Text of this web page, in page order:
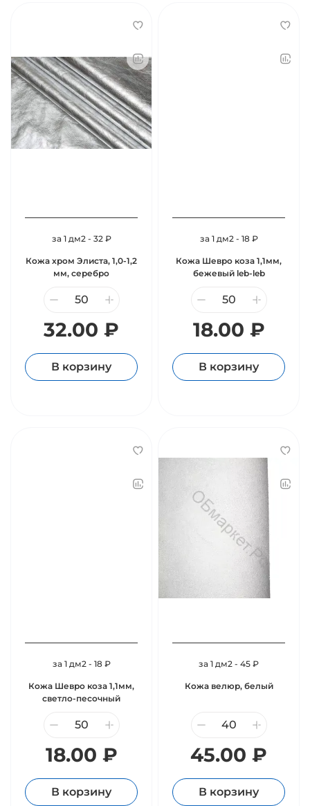
за 1 дм2 - 32 ₽
Кожа хром Элиста, 1,0-1,2
мм, серебро
32.00 ₽
В корзину
за 1 дм2 - 18 ₽
Кожа Шевро коза 1,1мм,
бежевый leb-leb
18.00 ₽
В корзину
за 1 дм2 - 18 ₽
Кожа Шевро коза 1,1мм,
светло-песочный
18.00 ₽
В корзину
за 1 дм2 - 45 ₽
Кожа велюр, белый
45.00 ₽
В корзину